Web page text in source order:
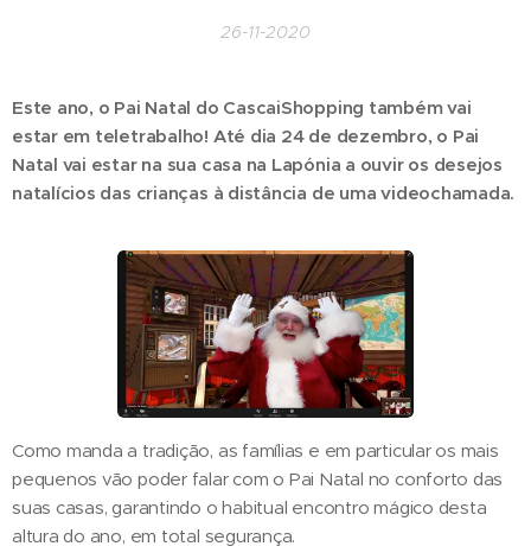
26-11-2020
Este ano, o Pai Natal do CascaiShopping também vai
estar em teletrabalho! Até dia 24 de dezembro, o Pai
Natal vai estar na sua casa na Lapónia a ouvir os desejos
natalícios das crianças à distância de uma videochamada.
Como manda a tradição, as famílias e em particular os mais
pequenos vão poder falar com o Pai Natal no conforto das
suas casas, garantindo o habitual encontro mágico desta
altura do ano, em total segurança.